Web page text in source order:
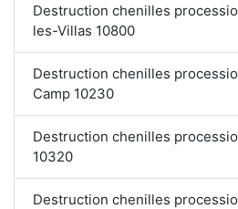
Destruction chenilles
les-Villas 10800
Destruction chenilles
Camp 10230
Destruction chenilles
10320
Destruction chenilles